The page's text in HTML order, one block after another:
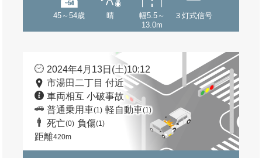
45～54歳 晴
幅5.5～
13.0m
３灯式信号
2024年4月13日(土)10:12
市湯田二丁目 付近
車両相互 小破事故
普通乗用車(1) 軽自動車(1)
死亡(0) 負傷(1)
距離420m